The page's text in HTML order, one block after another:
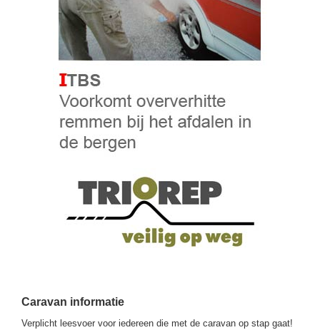
Caravan informatie
Verplicht leesvoer voor iedereen die met de caravan op stap gaat!